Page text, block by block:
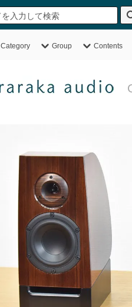
Category Group Contents